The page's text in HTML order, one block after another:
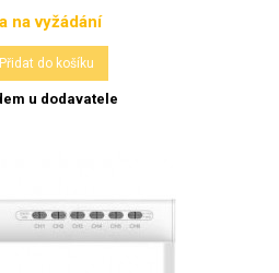
Cena
na vyžádání
Přidat do košíku
u dodavatele